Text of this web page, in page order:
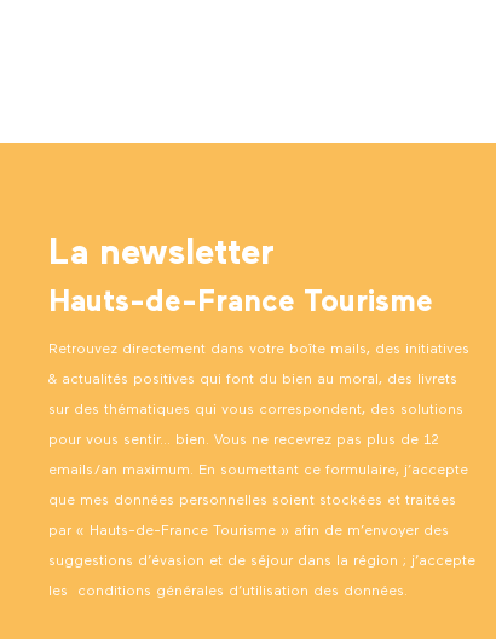
La newsletter
Hauts-de-France Tourisme
Retrouvez directement dans votre boîte mails, des initiatives
& actualités positives qui font du bien au moral, des livrets
sur des thématiques qui vous correspondent, des solutions
pour vous sentir… bien. Vous ne recevrez pas plus de 12
emails/an maximum. En soumettant ce formulaire, j’accepte
que mes données personnelles soient stockées et traitées
par « Hauts-de-France Tourisme » afin de m’envoyer des
suggestions d’évasion et de séjour dans la région ; j’accepte
les conditions générales d’utilisation des données.